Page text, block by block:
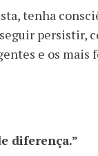
tenha
persistir,
e os
diferença.”